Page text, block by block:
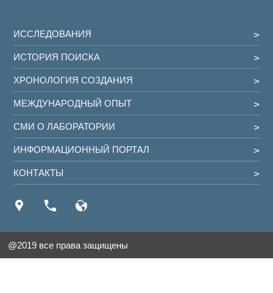
ИССЛЕДОВАНИЯ
ИСТОРИЯ ПОИСКА
ХРОНОЛОГИЯ СОЗДАНИЯ
МЕЖДУНАРОДНЫЙ ОПЫТ
СМИ О ЛАБОРАТОРИИ
ИНФОРМАЦИОННЫЙ ПОРТАЛ
КОНТАКТЫ
@2019 все права защищены